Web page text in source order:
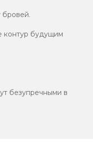
контур будущим
безупречными в